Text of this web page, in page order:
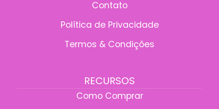
Contato
Política de Privacidade
Termos & Condições
RECURSOS
Como Comprar